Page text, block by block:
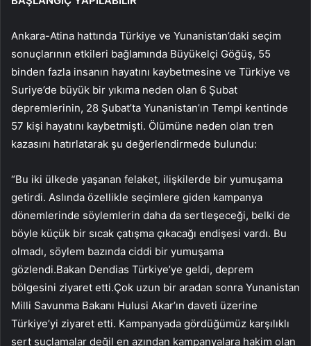
Ankara-Atina hattında Türkiye ve Yunanistan’daki seçim
sonuçlarının etkileri bağlamında Büyükelçi Göğüş, 55
binden fazla insanın hayatını kaybetmesine ve Türkiye ve
Suriye’de büyük bir yıkıma neden olan 6 Şubat
depremlerinin, 28 Şubat’ta Yunanistan’ın Tempi kentinde
57 kişi hayatını kaybetmişti. Ölümüne neden olan tren
kazasını hatırlatarak şu değerlendirmede bulundu:
“Bu iki ülkede yaşanan felaket, ilişkilerde bir yumuşama
getirdi. Aslında özellikle seçimlere giden kampanya
dönemlerinde söylemlerin daha da sertleşeceği, belki de
böyle küçük bir sıcak çatışma çıkacağı endişesi vardı. Bu
olmadı, söylem bazında ciddi bir yumuşama
gözlendi.Bakan Dendias Türkiye’ye geldi, deprem
bölgesini ziyaret etti.Çok uzun bir aradan sonra Yunanistan
Milli Savunma Bakanı Hulusi Akar’ın daveti üzerine
Türkiye’yi ziyaret etti. Kampanyada gördüğümüz karşılıklı
sert suçlamalar değil en azından kampanyalara hakim olan